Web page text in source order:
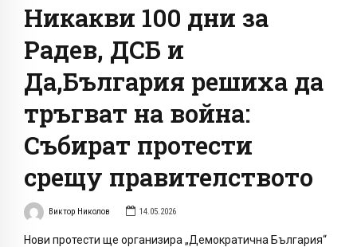
Никакви 100 дни за
Радев, ДСБ и
Да,България решиха да
тръгват на война:
Събират протести
срещу правителството
Виктор Николов 14.05.2026
Нови протести ще организира „Демократична България“